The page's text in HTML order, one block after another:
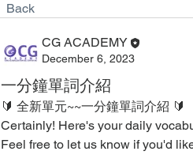
Back
CG ACADEMY
December 6, 2023
一分鐘單詞介紹
🔰 全新單元~~一分鐘單詞介紹 🔰
Certainly! Here's your daily
Feel free to let us know if you'd